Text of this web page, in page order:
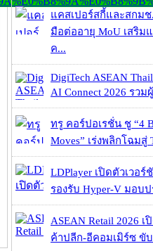
แคสเปอร์สกี้และสกม
มือต่ออายุ MoU เสริม
ค...
DigiTech ASEAN
AI Connect 2026 รวม
ทรู คอร์ปอเรชั่น ชู “4
Moves” เร่งพลิกโฉมสู่
LDPlayer เปิดตัวเวอร์
รองรับ Hyper-V มอบป
ASEAN Retail 2026 เ
ค้าปลีก-อีคอมเมิร์ซ ขับ